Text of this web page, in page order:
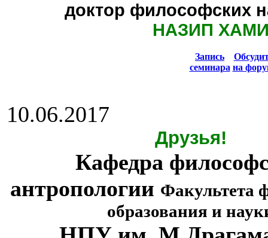
доктор философских
НАЗИП
Запись
семинара на
10.06.2017
Друзья!
Кафедра
антропологии Факультета
образования и